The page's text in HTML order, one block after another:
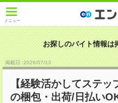
メニュー
お探しのバイト情報は
掲載日 :2026/07/13
【経験活かしてステ
の梱包・出荷/日払い